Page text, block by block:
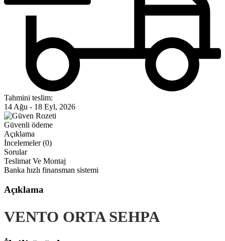
Tahmini teslim:
14 Ağu - 18 Eyl, 2026
Güvenli ödeme
Açıklama
İncelemeler (0)
Sorular
Teslimat Ve Montaj
Banka hızlı finansman sistemi
Açıklama
VENTO ORTA SEHPA